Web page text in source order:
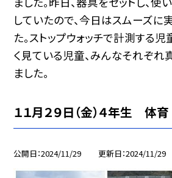
していたので、今日はスムーズに
た。ストップウォッチで計測する
く見ている児童、みんなそれぞれ
ました。
１１月２９日（金）４年生 体育
公開日 2024/11/29 更新日 2024/11/29